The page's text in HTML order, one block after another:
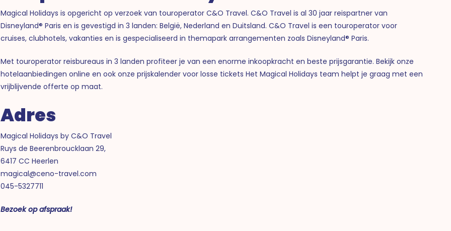
Magical Holidays is opgericht op verzoek van touroperator C&O Travel. C&O Travel is al 30 jaar reispartner van
Disneyland® Paris en is gevestigd in 3 landen: België, Nederland en Duitsland. C&O Travel is een touroperator voor
cruises, clubhotels, vakanties en is gespecialiseerd in themapark arrangementen zoals Disneyland® Paris.
Met touroperator reisbureaus in 3 landen profiteer je van een enorme inkoopkracht en beste prijsgarantie. Bekijk onze
hotelaanbiedingen online en ook onze prijskalender voor losse tickets Het Magical Holidays team helpt je graag met een
vrijblijvende offerte op maat.
Adres
Magical Holidays by C&O Travel
Ruys de Beerenbroucklaan 29,
6417 CC Heerlen
magical@ceno-travel.com
045-5327711
Bezoek op afspraak!